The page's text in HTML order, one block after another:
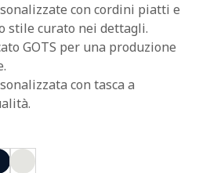
con cordini piatti e
stile curato nei dettagli.
GOTS per una produzione
con tasca a